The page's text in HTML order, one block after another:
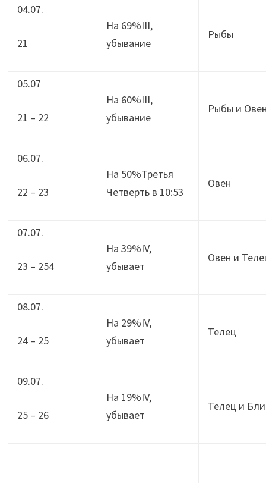
04.07.
21
На 69%III,
убывание
Рыбы
05.07
21 – 22
На 60%III,
убывание
Рыбы и
06.07.
22 – 23
На 50%Третья
Четверть в 10:53
Овен
07.07.
23 – 254
На 39%IV,
убывает
Овен и
08.07.
24 – 25
На 29%IV,
убывает
Телец
09.07.
25 – 26
На 19%IV,
убывает
Телец и